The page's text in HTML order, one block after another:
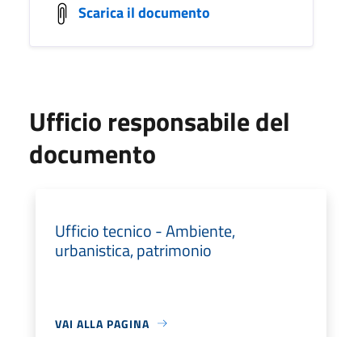
Scarica il documento
Ufficio responsabile del
documento
Ufficio tecnico - Ambiente,
urbanistica, patrimonio
VAI ALLA PAGINA